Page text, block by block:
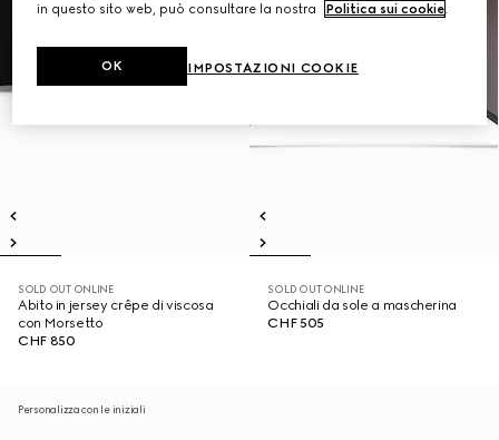
SOLD OUT ONLINE
Abito in jersey crêpe di viscosa
con Morsetto
CHF 850
SOLD OUT ONLINE
Occhiali da sole a mascherina
CHF 505
Personalizza con le iniziali
in questo sito web, può consultare la nostra
Politica sui cookie.
IMPOSTAZIONI COOKIE
OK